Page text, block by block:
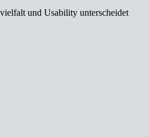
und Usability unterscheidet